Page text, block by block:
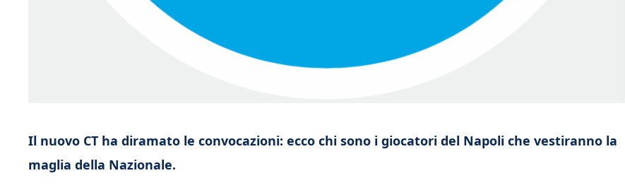
Il nuovo CT ha diramato le convocazioni: ecco chi sono i giocatori del Napoli che vestiranno la
maglia della Nazionale.